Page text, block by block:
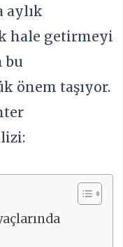
aylık
hale getirmeyi
bu
önem taşıyor.